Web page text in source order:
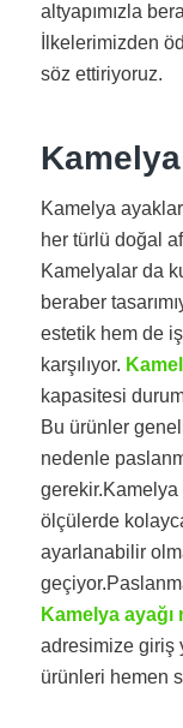
altyapımızla
İlkelerimizden
söz ettiriyoruz.
Kamelya
her türlü doğal
Kamelyalar da
beraber
estetik hem de
karşılıyor.
kapasitesi
Bu ürünler
nedenle
gerekir.Kamelya
ölçülerde
ayarlanabilir
Kamelya ayağı
adresimize giriş
ürünleri hemen